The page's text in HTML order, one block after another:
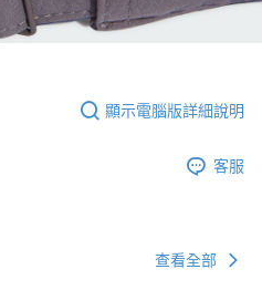
顯示電腦版詳細說明
客服
查看全部